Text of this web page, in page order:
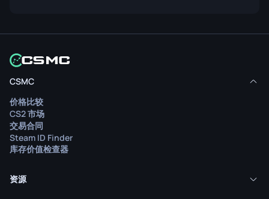
CSMC
价格比较
CS2 市场
交易合同
Steam ID Finder
库存价值检查器
资源